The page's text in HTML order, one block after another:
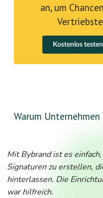
an, um
Kostenlos testen
Warum
Mit Bybrand ist es
Signaturen zu erstellen,
hinterlassen. Die
war hilfreich.